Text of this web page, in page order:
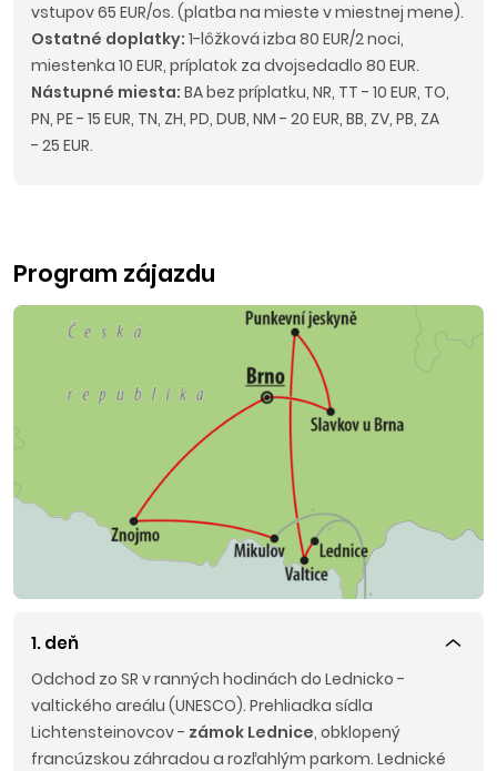
vstupov 65 EUR/os. (platba na mieste v miestnej mene).
Ostatné doplatky: 1-lôžková izba 80 EUR/2 noci,
miestenka 10 EUR, príplatok za dvojsedadlo 80 EUR.
Nástupné miesta: BA bez príplatku, NR, TT - 10 EUR, TO,
PN, PE - 15 EUR, TN, ZH, PD, DUB, NM - 20 EUR, BB, ZV, PB, ZA
- 25 EUR.
Program zájazdu
1. deň
Odchod zo SR v ranných hodinách do Lednicko -
valtického areálu (UNESCO). Prehliadka sídla
Lichtensteinovcov - zámok Lednice, obklopený
francúzskou záhradou a rozľahlým parkom. Lednické